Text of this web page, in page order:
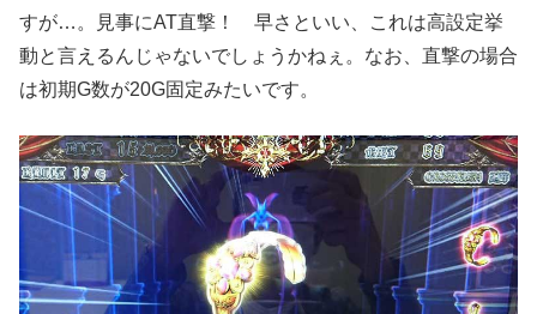
すが…。見事にAT直撃！ 早さといい、これは高設定挙
動と言えるんじゃないでしょうかねぇ。なお、直撃の場合
は初期G数が20G固定みたいです。